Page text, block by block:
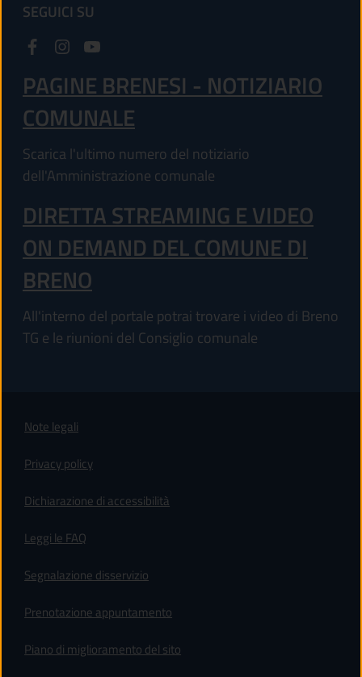
SEGUICI SU
PAGINE BRENESI - NOTIZIARIO
COMUNALE
Scarica l'ultimo numero del notiziario
dell'Amministrazione comunale
DIRETTA STREAMING E VIDEO
ON DEMAND DEL COMUNE DI
BRENO
All'interno del portale potrai trovare i video di Breno
TG e le riunioni del Consiglio comunale
Note legali
Privacy policy
Dichiarazione di accessibilità
Leggi le FAQ
Segnalazione disservizio
Prenotazione appuntamento
Piano di miglioramento del sito